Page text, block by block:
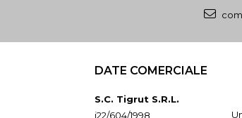
DATE COMERCIALE
S.C. Tigrut S.R.L.
j22/604/1998